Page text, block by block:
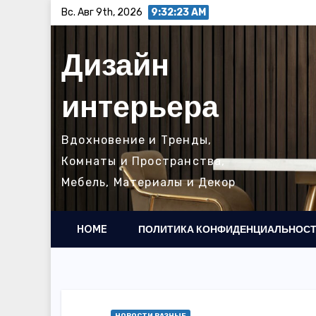
содержимому
Вс. Авг 9th, 2026 9:32:24 AM
Дизайн
интерьера
Вдохновение и Тренды,
Комнаты и Пространства,
Мебель, Материалы и Декор
HOME ПОЛИТИКА